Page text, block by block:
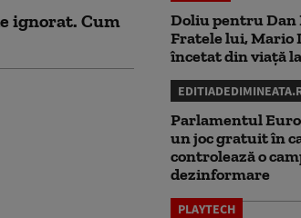
ignorat. Cum
Doliu pentru Dan
Fratele lui, Mario
încetat din viață
Parlamentul
un joc gratuit în
controlează o
dezinformare
PLAYTECH